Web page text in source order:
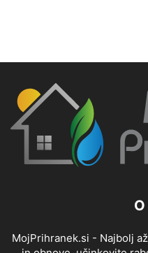
MojPrihranek.si - Najbolj